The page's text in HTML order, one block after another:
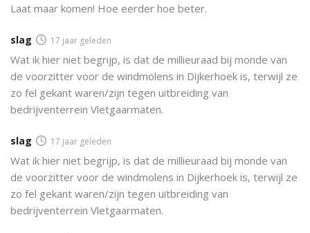
Laat maar komen! Hoe eerder hoe beter.
slag 17 jaar geleden
Wat ik hier niet begrijp, is dat de millieuraad bij monde van
de voorzitter voor de windmolens in Dijkerhoek is, terwijl ze
zo fel gekant waren/zijn tegen uitbreiding van
bedrijventerrein Vletgaarmaten.
slag 17 jaar geleden
Wat ik hier niet begrijp, is dat de millieuraad bij monde van
de voorzitter voor de windmolens in Dijkerhoek is, terwijl ze
zo fel gekant waren/zijn tegen uitbreiding van
bedrijventerrein Vletgaarmaten.